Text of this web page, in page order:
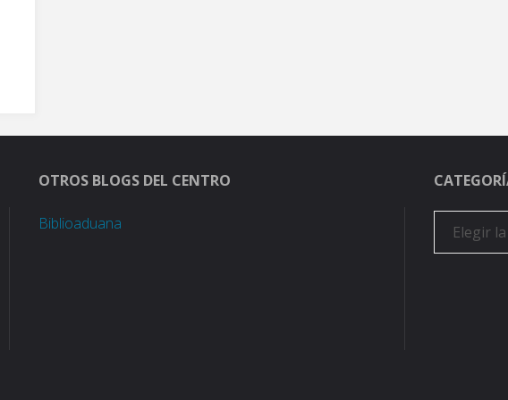
OTROS BLOGS DEL CENTRO
Biblioaduana Categorías